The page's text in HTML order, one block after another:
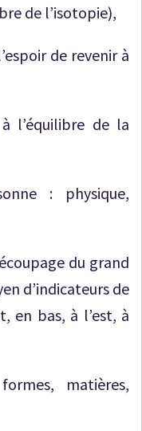
de l’isotopie),
de revenir à
l’équilibre de la
: physique,
du grand
d’indicateurs de
en bas, à l’est, à
matières,